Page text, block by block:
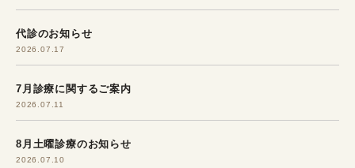
代診のお知らせ
2026.07.17
7月診療に関するご案内
2026.07.11
8月土曜診療のお知らせ
2026.07.10